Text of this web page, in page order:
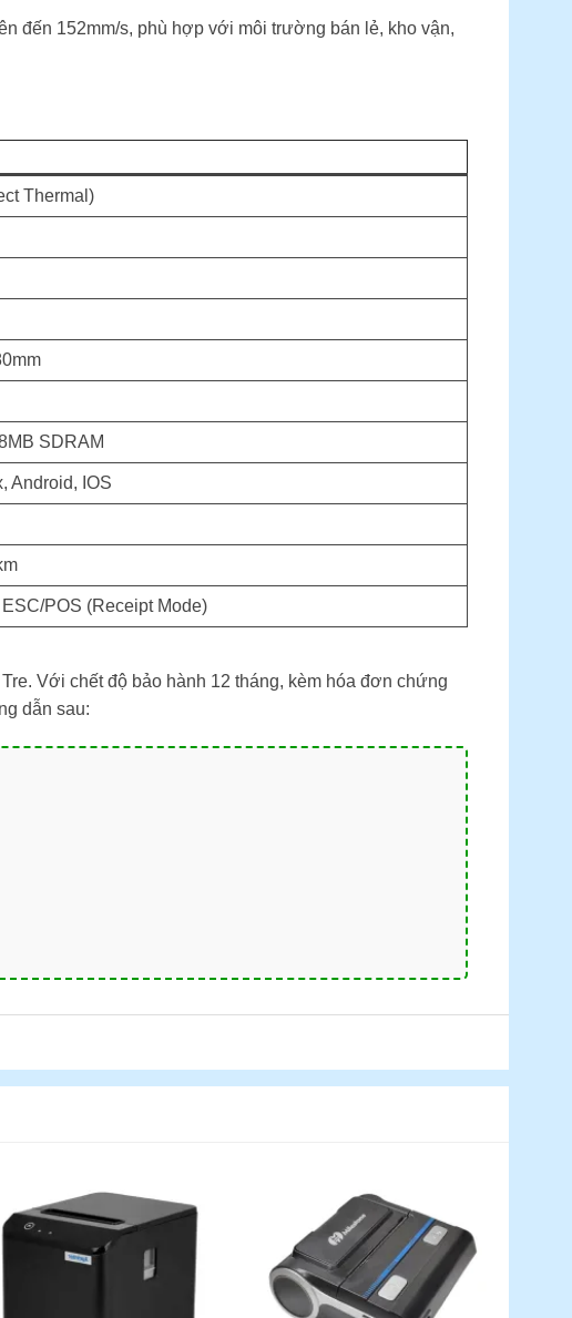
đến 152mm/s, phù hợp với môi trường bán lẻ, kho vận,
Thermal)
SDRAM
Android, IOS
POS (Receipt Mode)
Với chết độ bảo hành 12 tháng, kèm hóa đơn chứng
dẫn sau: